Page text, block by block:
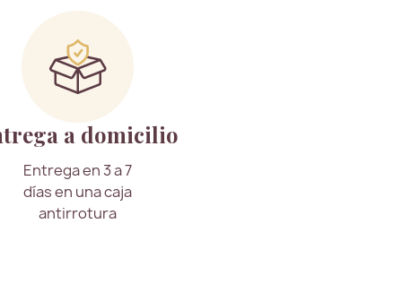
a domicilio
Entrega en 3 a 7
días en una caja
antirrotura